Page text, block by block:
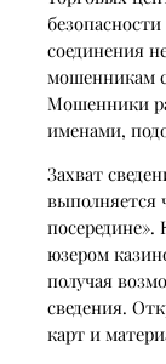
соединения
мошенникам
Мошенники
именами,
Захват
выполняется
посередине».
юзером
получая
сведения.
карт и